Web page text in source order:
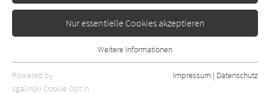
Nur essentielle Cookies akzeptieren
Essentielle Cookies werden für grundlegende Funktionen der
Webseite benötigt. Dadurch ist gewährleistet, dass die Webseite
Weitere Informationen
Powered by
sgalinski Cookie Opt In
Impressum | Datenschutz